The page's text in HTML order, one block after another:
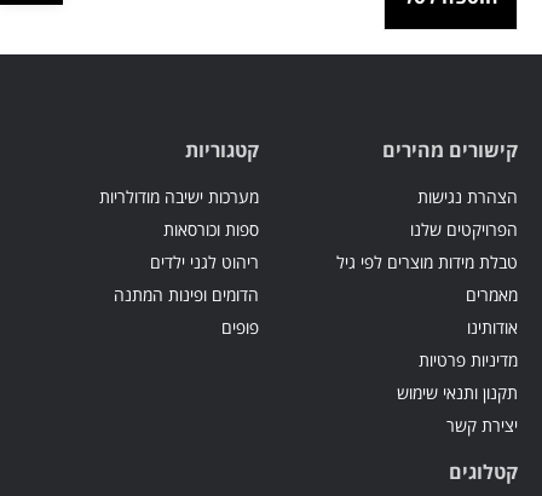
קישורים מהירים
הצהרת נגישות
הפרויקטים שלנו
טבלת מידות מוצרים לפי גיל
מאמרים
אודותינו
מדיניות פרטיות
תקנון ותנאי שימוש
יצירת קשר
קטגוריות
מערכות ישיבה מודולריות
ספות וכורסאות
ריהוט לגני ילדים
הדומים ופינות המתנה
פופים
קטלוגים